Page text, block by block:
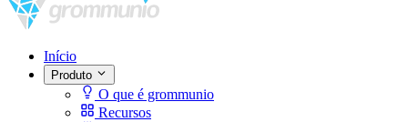
Início
Produto
O que é grommunio
Recursos